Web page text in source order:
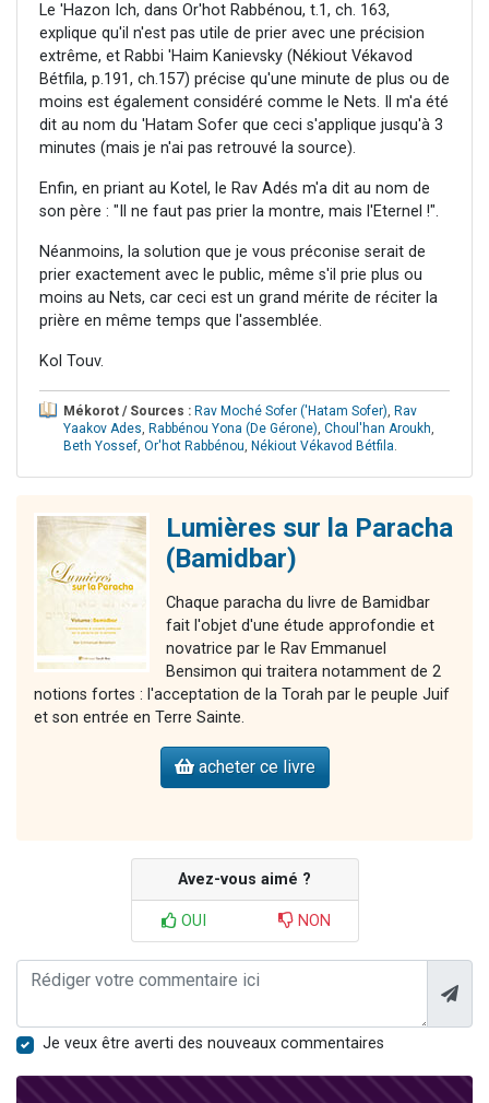
Le 'Hazon Ich, dans Or'hot Rabbénou, t.1, ch. 163,
explique qu'il n'est pas utile de prier avec une précision
extrême, et Rabbi 'Haim Kanievsky (Nékiout Vékavod
Bétfila, p.191, ch.157) précise qu'une minute de plus ou de
moins est également considéré comme le Nets. Il m'a été
dit au nom du 'Hatam Sofer que ceci s'applique jusqu'à 3
minutes (mais je n'ai pas retrouvé la source).
Enfin, en priant au Kotel, le Rav Adés m'a dit au nom de
son père : "Il ne faut pas prier la montre, mais l'Eternel !".
Néanmoins, la solution que je vous préconise serait de
prier exactement avec le public, même s'il prie plus ou
moins au Nets, car ceci est un grand mérite de réciter la
prière en même temps que l'assemblée.
Kol Touv.
Mékorot / Sources : Rav Moché Sofer ('Hatam Sofer), Rav
Yaakov Ades, Rabbénou Yona (De Gérone), Choul'han Aroukh,
Beth Yossef, Or'hot Rabbénou, Nékiout Vékavod Bétfila.
Lumières sur la Paracha
(Bamidbar)
Chaque paracha du livre de Bamidbar
fait l'objet d'une étude approfondie et
novatrice par le Rav Emmanuel
Bensimon qui traitera notamment de 2
notions fortes : l'acceptation de la Torah par le peuple Juif
et son entrée en Terre Sainte.
acheter ce livre
Avez-vous aimé ?
OUI NON
Je veux être averti des nouveaux commentaires